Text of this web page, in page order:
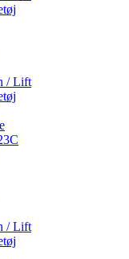
/ Lift
/ Lift